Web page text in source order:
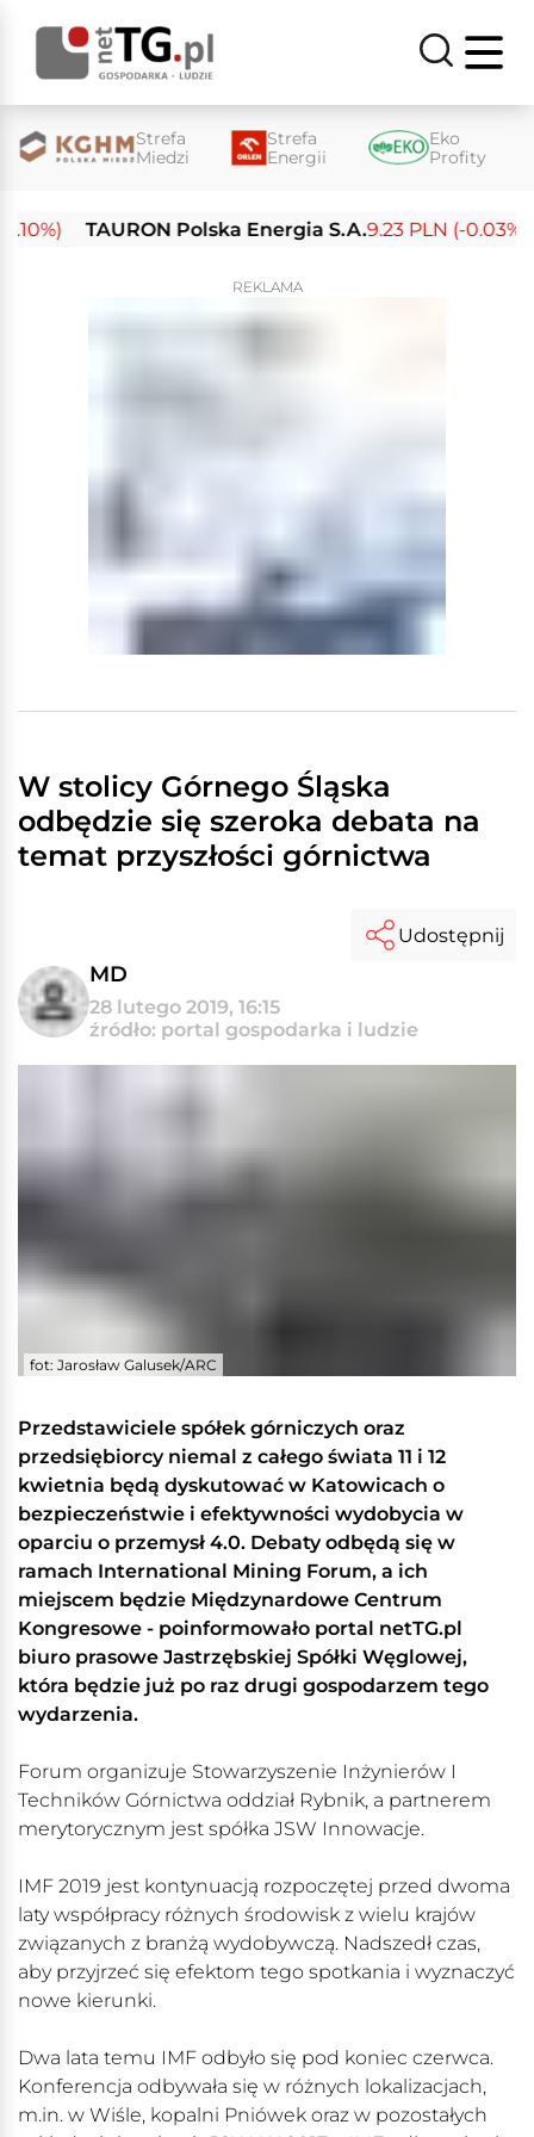
Strefa
Miedzi
Strefa
Energii
Eko
Profity
TAURON Polska Energia S.A.9.23 PLN (-0.03%)
REKLAMA
W stolicy Górnego Śląska
odbędzie się szeroka debata na
temat przyszłości górnictwa
MD
28 lutego 2019, 16:15
źródło: portal gospodarka i ludzie
Udostępnij
fot: Jarosław Galusek/ARC
Przedstawiciele spółek górniczych oraz
przedsiębiorcy niemal z całego świata 11 i 12
kwietnia będą dyskutować w Katowicach o
bezpieczeństwie i efektywności wydobycia w
oparciu o przemysł 4.0. Debaty odbędą się w
ramach International Mining Forum, a ich
miejscem będzie Międzynardowe Centrum
Kongresowe - poinformowało portal netTG.pl
biuro prasowe Jastrzębskiej Spółki Węglowej,
która będzie już po raz drugi gospodarzem tego
wydarzenia.
Forum organizuje Stowarzyszenie Inżynierów I
Techników Górnictwa oddział Rybnik, a partnerem
merytorycznym jest spółka JSW Innowacje.
IMF 2019 jest kontynuacją rozpoczętej przed dwoma
laty współpracy różnych środowisk z wielu krajów
związanych z branżą wydobywczą. Nadszedł czas,
aby przyjrzeć się efektom tego spotkania i wyznaczyć
nowe kierunki.
Dwa lata temu IMF odbyło się pod koniec czerwca.
Konferencja odbywała się w różnych lokalizacjach,
m.in. w Wiśle, kopalni Pniówek oraz w pozostałych